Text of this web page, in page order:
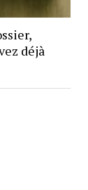
déjà